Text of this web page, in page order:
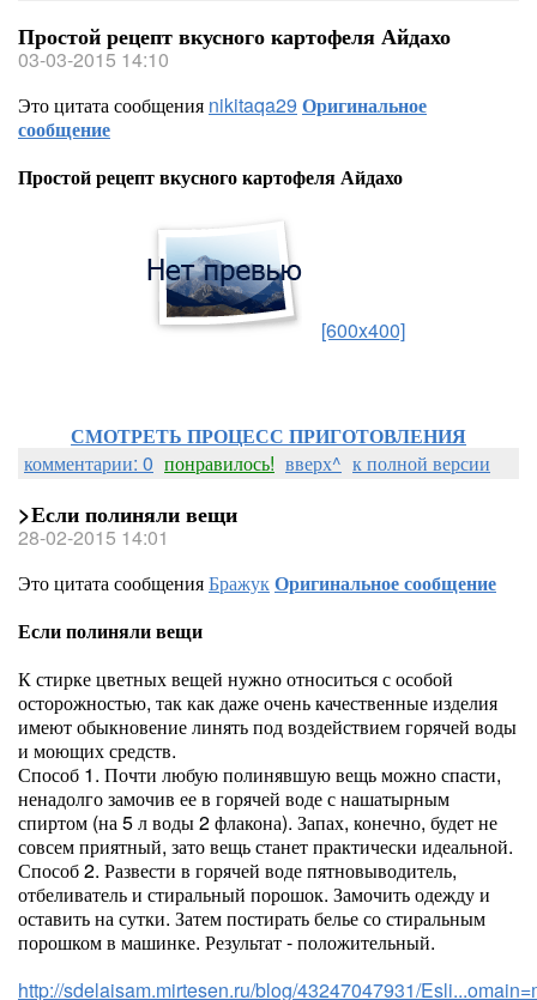
Простой рецепт вкусного картофеля Айдахо
03-03-2015 14:10
Это цитата сообщения nikitaqa29 Оригинальное
сообщение
Простой рецепт вкусного картофеля Айдахо
[600x400]
СМОТРЕТЬ ПРОЦЕСС ПРИГОТОВЛЕНИЯ
комментарии: 0 понравилось! вверх^ к полной версии
>Если полиняли вещи
28-02-2015 14:01
Это цитата сообщенияБражукОригинальное сообщение
Если полиняли вещи
К стирке цветных вещей нужно относиться с особой
осторожностью, так как даже очень качественные изделия
имеют обыкновение линять под воздействием горячей воды
и моющих средств.
Способ 1. Почти любую полинявшую вещь можно спасти,
ненадолго замочив ее в горячей воде с нашатырным
спиртом (на 5 л воды 2 флакона). Запах, конечно, будет не
совсем приятный, зато вещь станет практически идеальной.
Способ 2. Развести в горячей воде пятновыводитель,
отбеливатель и стиральный порошок. Замочить одежду и
оставить на сутки. Затем постирать белье со стиральным
порошком в машинке. Результат - положительный.
http://sdelaisam.mirtesen.ru/blog/43247047931/